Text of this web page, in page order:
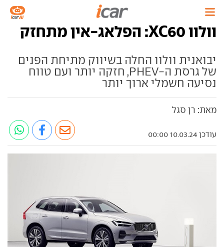
וולוו XC60: הפלאג-אין מתחזק
יבואנית וולוו החלה בשיווק מתיחת הפנים
של גרסת ה-PHEV, חזקה יותר ועם טווח
נסיעה חשמלי ארוך יותר
מאת: רן סגל
עודכן 10.03.24 00:00